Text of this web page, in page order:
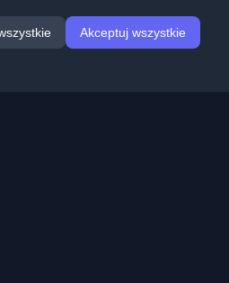
Akceptuj wszystkie